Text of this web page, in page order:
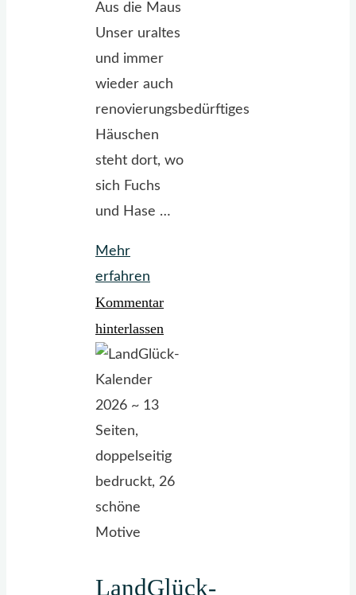
Aus die Maus
Unser uraltes
und immer
wieder auch
renovierungsbedürftiges
Häuschen
steht dort, wo
sich Fuchs
und Hase …
Mehr
erfahren
die
Maus"
Kommentar
hinterlassen
LandGlück-